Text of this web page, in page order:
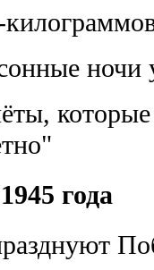
ночи
года